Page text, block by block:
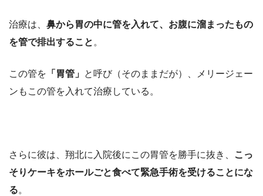
治療は、 鼻から胃の中に管を入れて、お腹に溜まったもの
を管で排出すること。
この管を 「胃管」 と呼び（そのままだが）、メリージェー
ンもこの管を入れて治療している。
さらに彼は、翔北に入院後にこの胃管を勝手に抜き、
こっ
そりケーキをホールごと食べて緊急手術を受けることにな
る。